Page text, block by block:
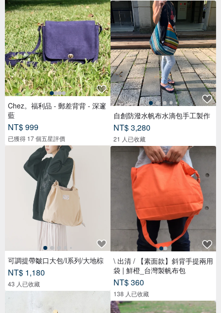
Chez。福利品 - 郵差背背 - 深邃
藍
NT$ 999
已獲得 17 個五星評價
可調提帶皺口大包/I系列/大地棕
NT$ 1,180
43 人已收藏
自創防潑水帆布水滴包手工製作
NT$ 3,280
21 人已收藏
\ 出清 / 【素面款】斜背手提兩用
袋 | 鮮橙_台灣製帆布包
NT$ 360
138 人已收藏